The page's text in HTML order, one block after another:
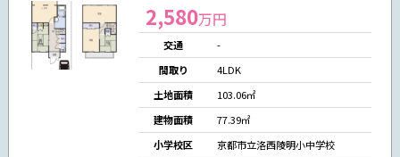
2,580万円
交通
-
間取り
4LDK
土地面積
103.06㎡
建物面積
77.39㎡
小学校区
京都市立洛西陵明小中学校